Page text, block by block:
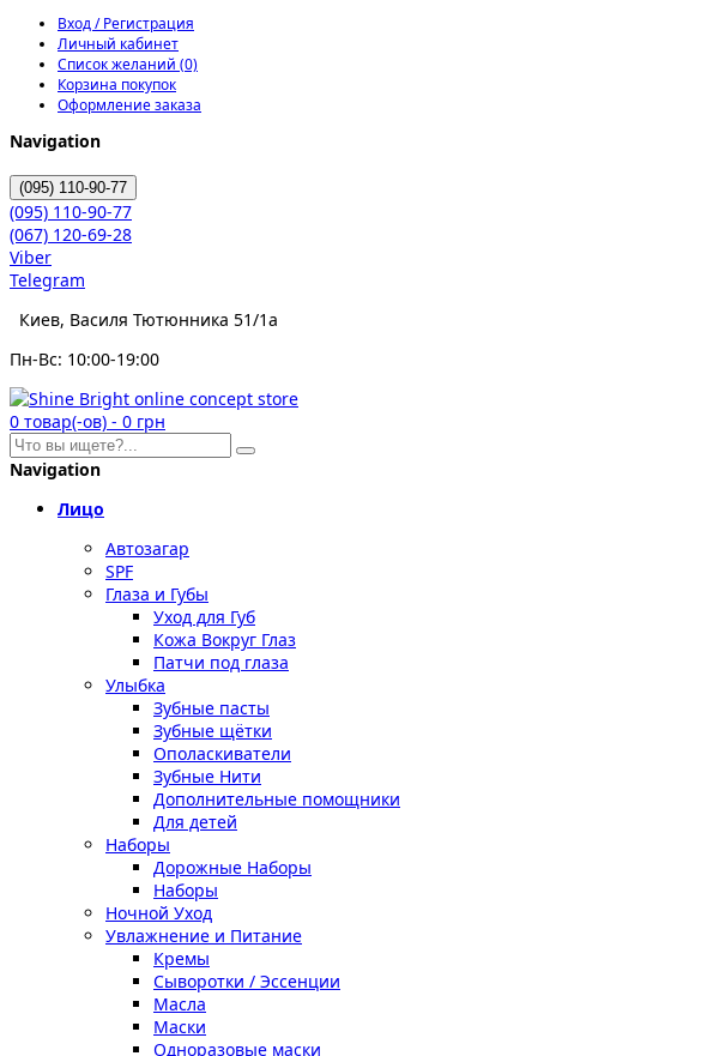
Вход / Регистрация
Личный кабинет
Список желаний (0)
Корзина покупок
Оформление заказа
Navigation
(095) 110-90-77
(095) 110-90-77
(067) 120-69-28
Viber
Telegram
Киев, Василя Тютюнника 51/1а
Пн-Вс: 10:00-19:00
0 товар(-ов) - 0 грн
Navigation
Лицо
Автозагар
SPF
Глаза и Губы
Уход для Губ
Кожа Вокруг Глаз
Патчи под глаза
Улыбка
Зубные пасты
Зубные щётки
Ополаскиватели
Зубные Нити
Дополнительные помощники
Для детей
Наборы
Дорожные Наборы
Наборы
Ночной Уход
Увлажнение и Питание
Кремы
Сыворотки / Эссенции
Масла
Маски
Одноразовые маски